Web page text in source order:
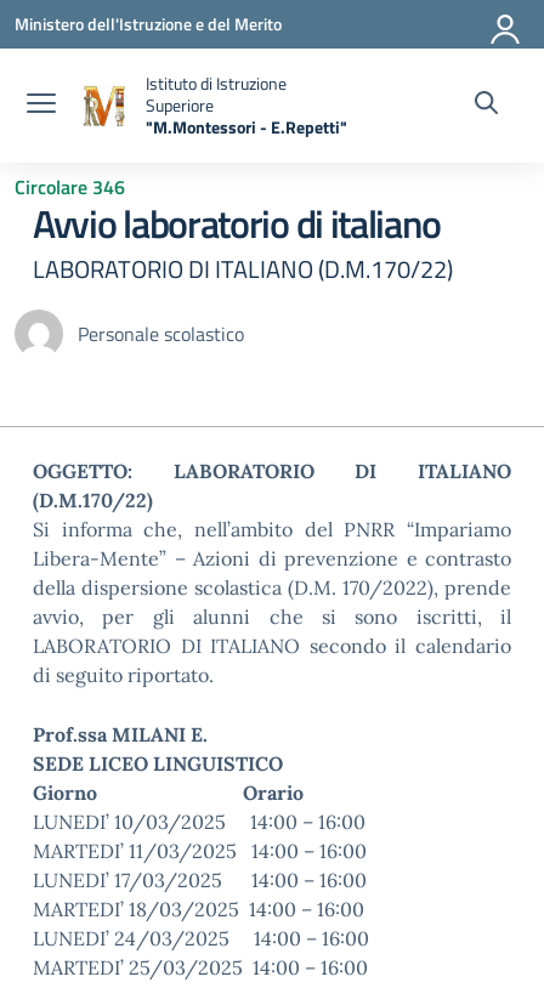
Vai ai contenuti
Vai al menu di navigazione
Vai al footer
Ministero dell'Istruzione e del Merito
Istituto di Istruzione
Superiore
"M.Montessori - E.Repetti"
Circolare 346
Avvio laboratorio di italiano
LABORATORIO DI ITALIANO (D.M.170/22)
Personale scolastico
OGGETTO: LABORATORIO DI ITALIANO
(D.M.170/22)
Si informa che, nell’ambito del PNRR “Impariamo
Libera-Mente” – Azioni di prevenzione e contrasto
della dispersione scolastica (D.M. 170/2022), prende
avvio, per gli alunni che si sono iscritti, il
LABORATORIO DI ITALIANO secondo il calendario
di seguito riportato.
Prof.ssa MILANI E.
SEDE LICEO LINGUISTICO
Giorno Orario
LUNEDI’ 10/03/2025 14:00 – 16:00
MARTEDI’ 11/03/2025 14:00 – 16:00
LUNEDI’ 17/03/2025 14:00 – 16:00
MARTEDI’ 18/03/2025 14:00 – 16:00
LUNEDI’ 24/03/2025 14:00 – 16:00
MARTEDI’ 25/03/2025 14:00 – 16:00